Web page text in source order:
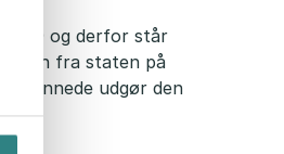
19 og derfor står
fra staten på
udgør den